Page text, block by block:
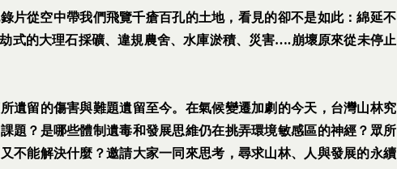
片從空中帶我們飛覽千瘡百孔的土地，看見的卻不是如此：綿延不
式的大理石採礦、違規農舍、水庫淤積、災害….崩壞原來從未停止
遺留的傷害與難題遺留至今。在氣候變遷加劇的今天，台灣山林究
題？是哪些體制遺毒和發展思維仍在挑弄環境敏感區的神經？眾所
不能解決什麼？邀請大家一同來思考，尋求山林、人與發展的永續